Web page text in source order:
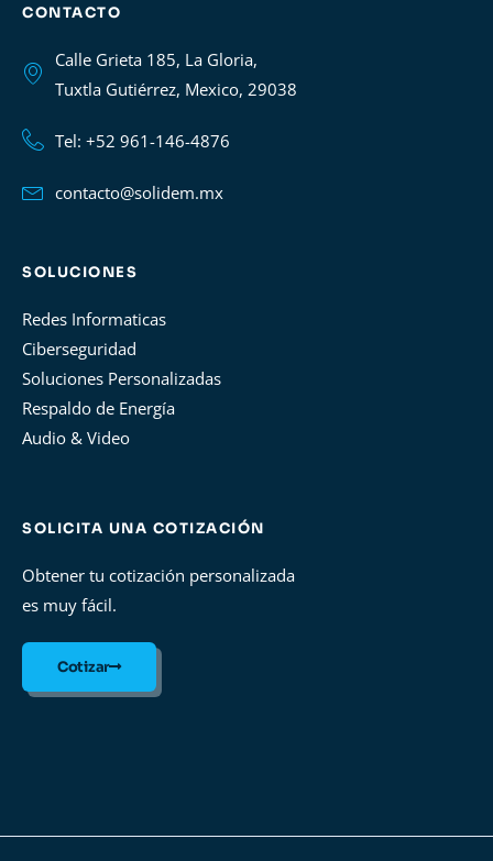
CONTACTO
Calle Grieta 185, La Gloria,
Tuxtla Gutiérrez, Mexico, 29038
Tel: +52 961-146-4876
contacto@solidem.mx
SOLUCIONES
Redes Informaticas
Ciberseguridad
Soluciones Personalizadas
Respaldo de Energía
Audio & Video
SOLICITA UNA COTIZACIÓN
Obtener tu cotización personalizada
es muy fácil.
Cotizar